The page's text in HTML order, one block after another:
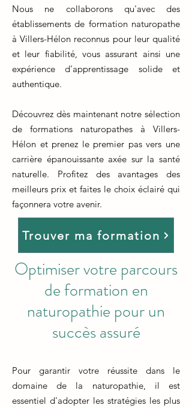
Nous ne collaborons qu'avec des
établissements de formation naturopathe
à Villers-Hélon reconnus pour leur qualité
et leur fiabilité, vous assurant ainsi une
expérience d'apprentissage solide et
authentique.
Découvrez dès maintenant notre sélection
de formations naturopathes à Villers-
Hélon et prenez le premier pas vers une
carrière épanouissante axée sur la santé
naturelle. Profitez des avantages des
meilleurs prix et faites le choix éclairé qui
façonnera votre avenir.
Trouver ma formation
Optimiser votre parcours
de formation en
naturopathie pour un
succès assuré
Pour garantir votre réussite dans le
domaine de la naturopathie, il est
essentiel d'adopter les stratégies les plus